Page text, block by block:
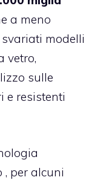
a meno
svariati modelli
vetro,
sulle
e resistenti
, per alcuni